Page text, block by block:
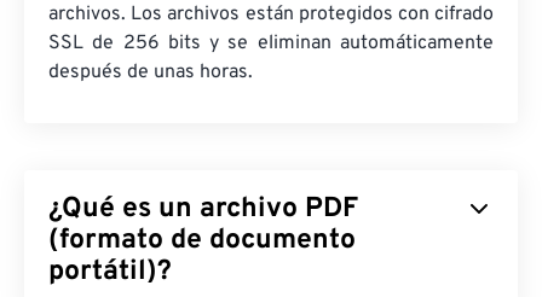
archivos. Los archivos están protegidos con cifrado
SSL de 256 bits y se eliminan automáticamente
después de unas horas.
¿Qué es un archivo PDF
(formato de documento
portátil)?